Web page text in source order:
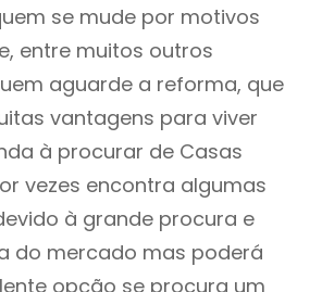
se mude por motivos
entre muitos outros
aguarde a reforma, que
vantagens para viver
à procurar de Casas
vezes encontra algumas
à grande procura e
do mercado mas poderá
opção se procura um